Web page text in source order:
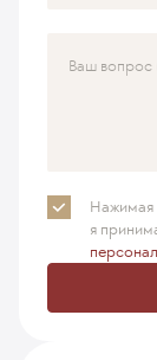
Ваш вопрос
я